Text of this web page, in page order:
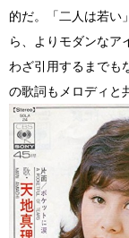
的だ。「二人は若い
ら、よりモダンなア
わざ引用するまでも
の歌詞もメロディと